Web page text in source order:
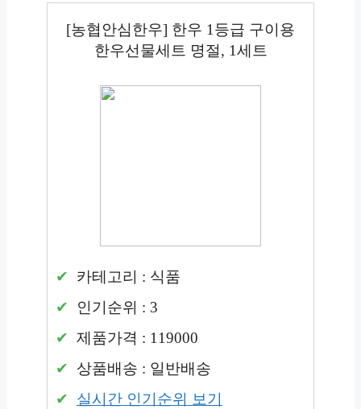
[농협안심한우] 한우 1등급 구이용
한우선물세트 명절, 1세트
카테고리 : 식품
인기순위 : 3
제품가격 : 119000
상품배송 : 일반배송
실시간 인기순위 보기